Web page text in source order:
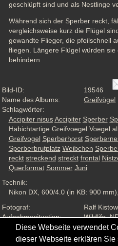
geschlüpft sind und als Nestlinge
Während sich der Sperber reckt,
vergleichsweise kurz die Flügel
gewandte Flieger, die pfeilschnell
fliegen. Längere Flügel würden
behindern...
Bild-ID:
19546
Name des Albums:
Greifvögel
Schlagwörter:
Accipiter nisus Accipiter Sperber
Habichtartige Greifvoegel Voegel
Greifvogel Sperberhorst
Sperberbrutplatz Weibchen
reckt streckend streckt frontal
Querformat Sommer Juni
Technik:
Nikon DX, 600/4.0 (in KB: 900
Fotograf:
Ralf
Aufnahmesituation:
Wildlife,
Ansichten:
1717
Diese Webseite verwendet
dieser Webseite erklären